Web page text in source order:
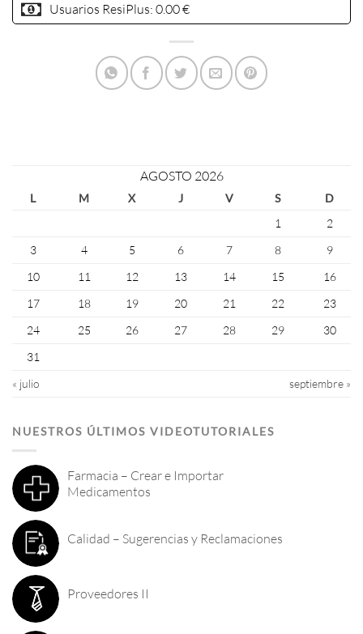
Usuarios ResiPlus: 0.00 €
AGOSTO 2026
L M X J V S
D
1
2
3
4 5 6 7 8
9
10
11 12 13 14 15
16
17
18 19 20 21 22
23
24
25 26 27 28 29
30
31
« julio
septiembre »
NUESTROS ÚLTIMOS VIDEOTUTORIALES
Farmacia – Crear e Importar
Medicamentos
Calidad – Sugerencias y Reclamaciones
Proveedores II